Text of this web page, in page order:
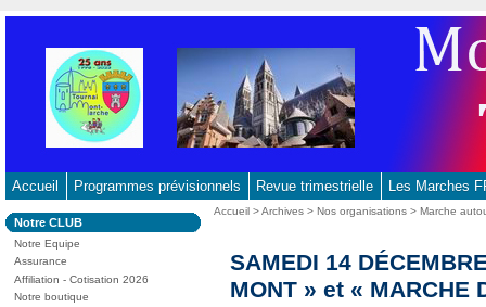
contenu
principal
-
Aller
à
la
recherche
Accueil Programmes prévisionnels Revue trimestrielle Les Marches
Dans
la
rubrique
:
Notre CLUB
Notre Equipe
Assurance
Affiliation - Cotisation 2026
Notre boutique
Vous
Accueil >Archives >Nos organisations >Marche
SAMEDI 14
MONT » et « MARCHE